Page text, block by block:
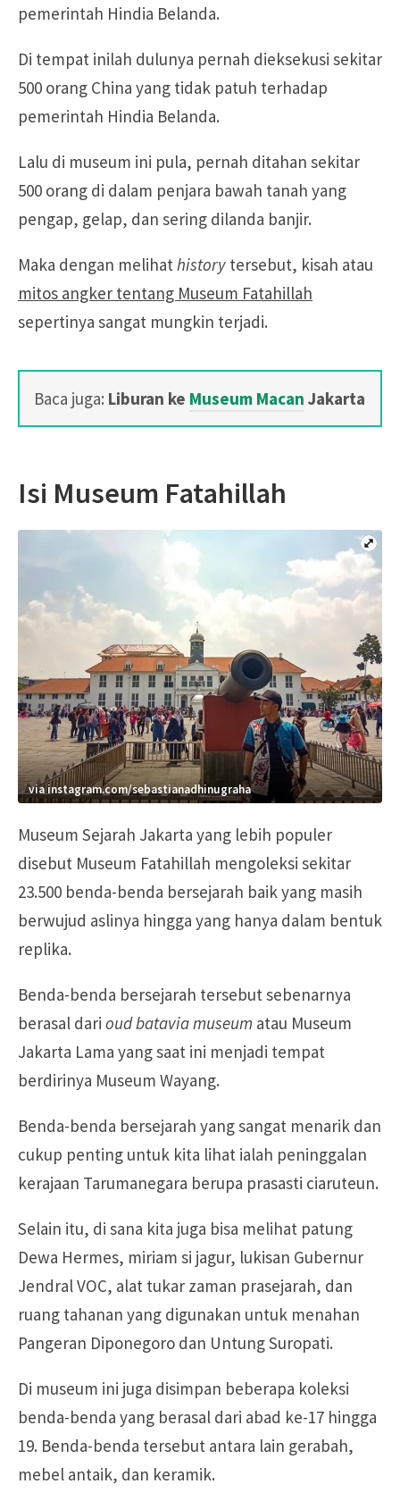
pemerintah Hindia Belanda.
Di tempat inilah dulunya pernah dieksekusi sekitar
500 orang China yang tidak patuh terhadap
pemerintah Hindia Belanda.
Lalu di museum ini pula, pernah ditahan sekitar
500 orang di dalam penjara bawah tanah yang
pengap, gelap, dan sering dilanda banjir.
Maka dengan melihat history tersebut, kisah atau
mitos angker tentang Museum Fatahillah
sepertinya sangat mungkin terjadi.
Baca juga: Liburan ke Museum Macan Jakarta
Isi Museum Fatahillah
via instagram.com/sebastianadhinugraha
Museum Sejarah Jakarta yang lebih populer
disebut Museum Fatahillah mengoleksi sekitar
23.500 benda-benda bersejarah baik yang masih
berwujud aslinya hingga yang hanya dalam bentuk
replika.
Benda-benda bersejarah tersebut sebenarnya
berasal dari oud batavia museum atau Museum
Jakarta Lama yang saat ini menjadi tempat
berdirinya Museum Wayang.
Benda-benda bersejarah yang sangat menarik dan
cukup penting untuk kita lihat ialah peninggalan
kerajaan Tarumanegara berupa prasasti ciaruteun.
Selain itu, di sana kita juga bisa melihat patung
Dewa Hermes, miriam si jagur, lukisan Gubernur
Jendral VOC, alat tukar zaman prasejarah, dan
ruang tahanan yang digunakan untuk menahan
Pangeran Diponegoro dan Untung Suropati.
Di museum ini juga disimpan beberapa koleksi
benda-benda yang berasal dari abad ke-17 hingga
19. Benda-benda tersebut antara lain gerabah,
mebel antaik, dan keramik.